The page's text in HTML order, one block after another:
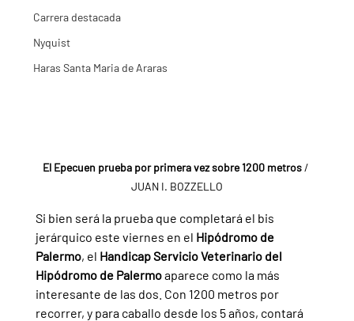
Carrera destacada
Nyquist
Haras Santa Maria de Araras
El Epecuen prueba por primera vez sobre 1200 metros /
JUAN I. BOZZELLO
Si bien será la prueba que completará el bis
jerárquico este viernes en el Hipódromo de
Palermo, el Handicap Servicio Veterinario del
Hipódromo de Palermo aparece como la más
interesante de las dos. Con 1200 metros por
recorrer, y para caballo desde los 5 años, contará